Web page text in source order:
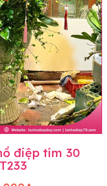
điệp tím 30